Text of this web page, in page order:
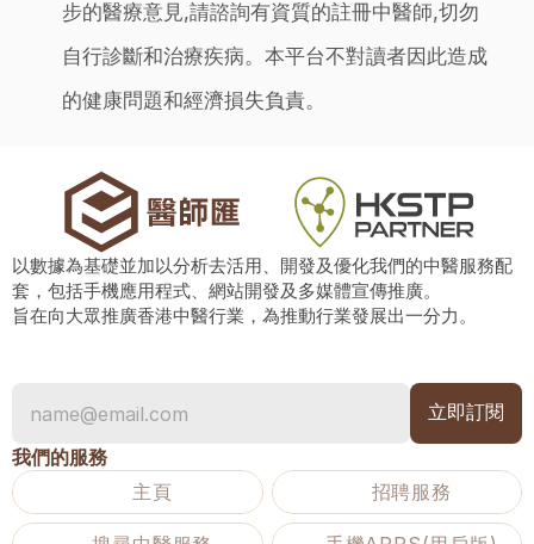
步的醫療意見,請諮詢有資質的註冊中醫師,切勿
自行診斷和治療疾病。本平台不對讀者因此造成
的健康問題和經濟損失負責。
以數據為基礎並加以分析去活用、開發及優化我們的中醫服務配
套，包括手機應用程式、網站開發及多媒體宣傳推廣。
旨在向大眾推廣香港中醫行業，為推動行業發展出一分力。
我們的服務
主頁
招聘服務